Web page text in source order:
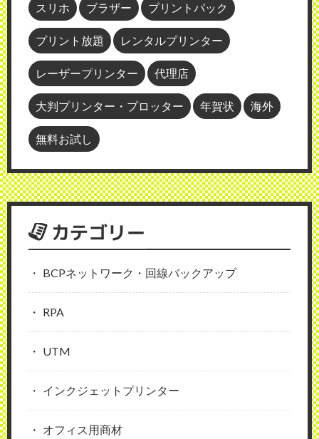
スリホ ブラザー プリントパック
プリント放題 レンタルプリンター
レーザープリンター 代理店
大判プリンター・プロッター 年賀状 海外
無料お試し
カテゴリー
BCPネットワーク・回線バックアップ
RPA
UTM
インクジェットプリンター
オフィス用商材